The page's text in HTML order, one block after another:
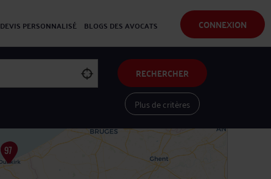
CONNEXION
DEVIS PERSONNALISÉ BLOGS DES AVOCATS
RECHERCHER
Plus de critères